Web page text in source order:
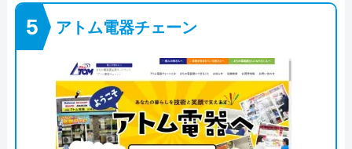
アトム電器チェーン